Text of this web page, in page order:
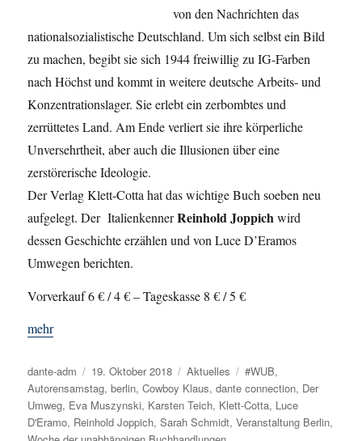
von den Nachrichten das
nationalsozialistische Deutschland. Um sich selbst ein Bild
zu machen, begibt sie sich 1944 freiwillig zu IG-Farben
nach Höchst und kommt in weitere deutsche Arbeits- und
Konzentrationslager. Sie erlebt ein zerbombtes und
zerrüttetes Land. Am Ende verliert sie ihre körperliche
Unversehrtheit, aber auch die Illusionen über eine
zerstörerische Ideologie.
Der Verlag Klett-Cotta hat das wichtige Buch soeben neu
aufgelegt. Der ItalienkennerReinhold Joppichwird
dessen Geschichte erzählen und von Luce D’Eramos
Umwegen berichten.
Vorverkauf 6 € / 4 € – Tageskasse 8 € / 5 €
mehr
Autor
dante-adm
Veröffentlicht
am
19. Oktober 2018 Kategorien
Aktuelles Schlagwörter
#WUB,
Autorensamstag,berlin,Cowboy Klaus,dante connection, Der
Umweg, Eva Muszynski, Karsten Teich, Klett-Cotta, Luce
D'Eramo, Reinhold Joppich,Sarah Schmidt,Veranstaltung Berlin,